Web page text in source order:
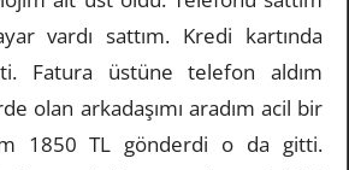
vardı sattım. Kredi kartında
Fatura üstüne telefon aldım
olan arkadaşımı aradım acil bir
1850 TL gönderdi o da gitti.